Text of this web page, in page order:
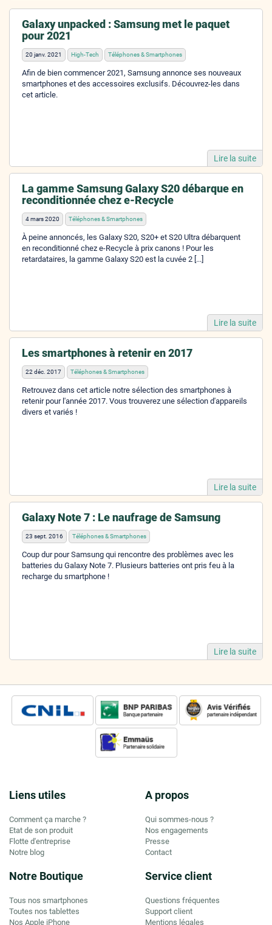
Galaxy unpacked : Samsung met le paquet
pour 2021
20 janv. 2021 High-Tech Téléphones & Smartphones
Afin de bien commencer 2021, Samsung annonce ses nouveaux
smartphones et des accessoires exclusifs. Découvrez-les dans
cet article.
Lire la suite
La gamme Samsung Galaxy S20 débarque en
reconditionnée chez e-Recycle
4 mars 2020 Téléphones & Smartphones
À peine annoncés, les Galaxy S20, S20+ et S20 Ultra débarquent
en reconditionné chez e-Recycle à prix canons ! Pour les
retardataires, la gamme Galaxy S20 est la cuvée 2 [...]
Lire la suite
Les smartphones à retenir en 2017
22 déc. 2017 Téléphones & Smartphones
Retrouvez dans cet article notre sélection des smartphones à
retenir pour l'année 2017. Vous trouverez une sélection d'appareils
divers et variés !
Lire la suite
Galaxy Note 7 : Le naufrage de Samsung
23 sept. 2016 Téléphones & Smartphones
Coup dur pour Samsung qui rencontre des problèmes avec les
batteries du Galaxy Note 7. Plusieurs batteries ont pris feu à la
recharge du smartphone !
Lire la suite
Liens utiles
Comment ça marche ?
Etat de son produit
Flotte d'entreprise
Notre blog
A propos
Qui sommes-nous ?
Nos engagements
Presse
Contact
Notre Boutique
Tous nos smartphones
Toutes nos tablettes
Nos Apple iPhone
Service client
Questions fréquentes
Support client
Mentions légales